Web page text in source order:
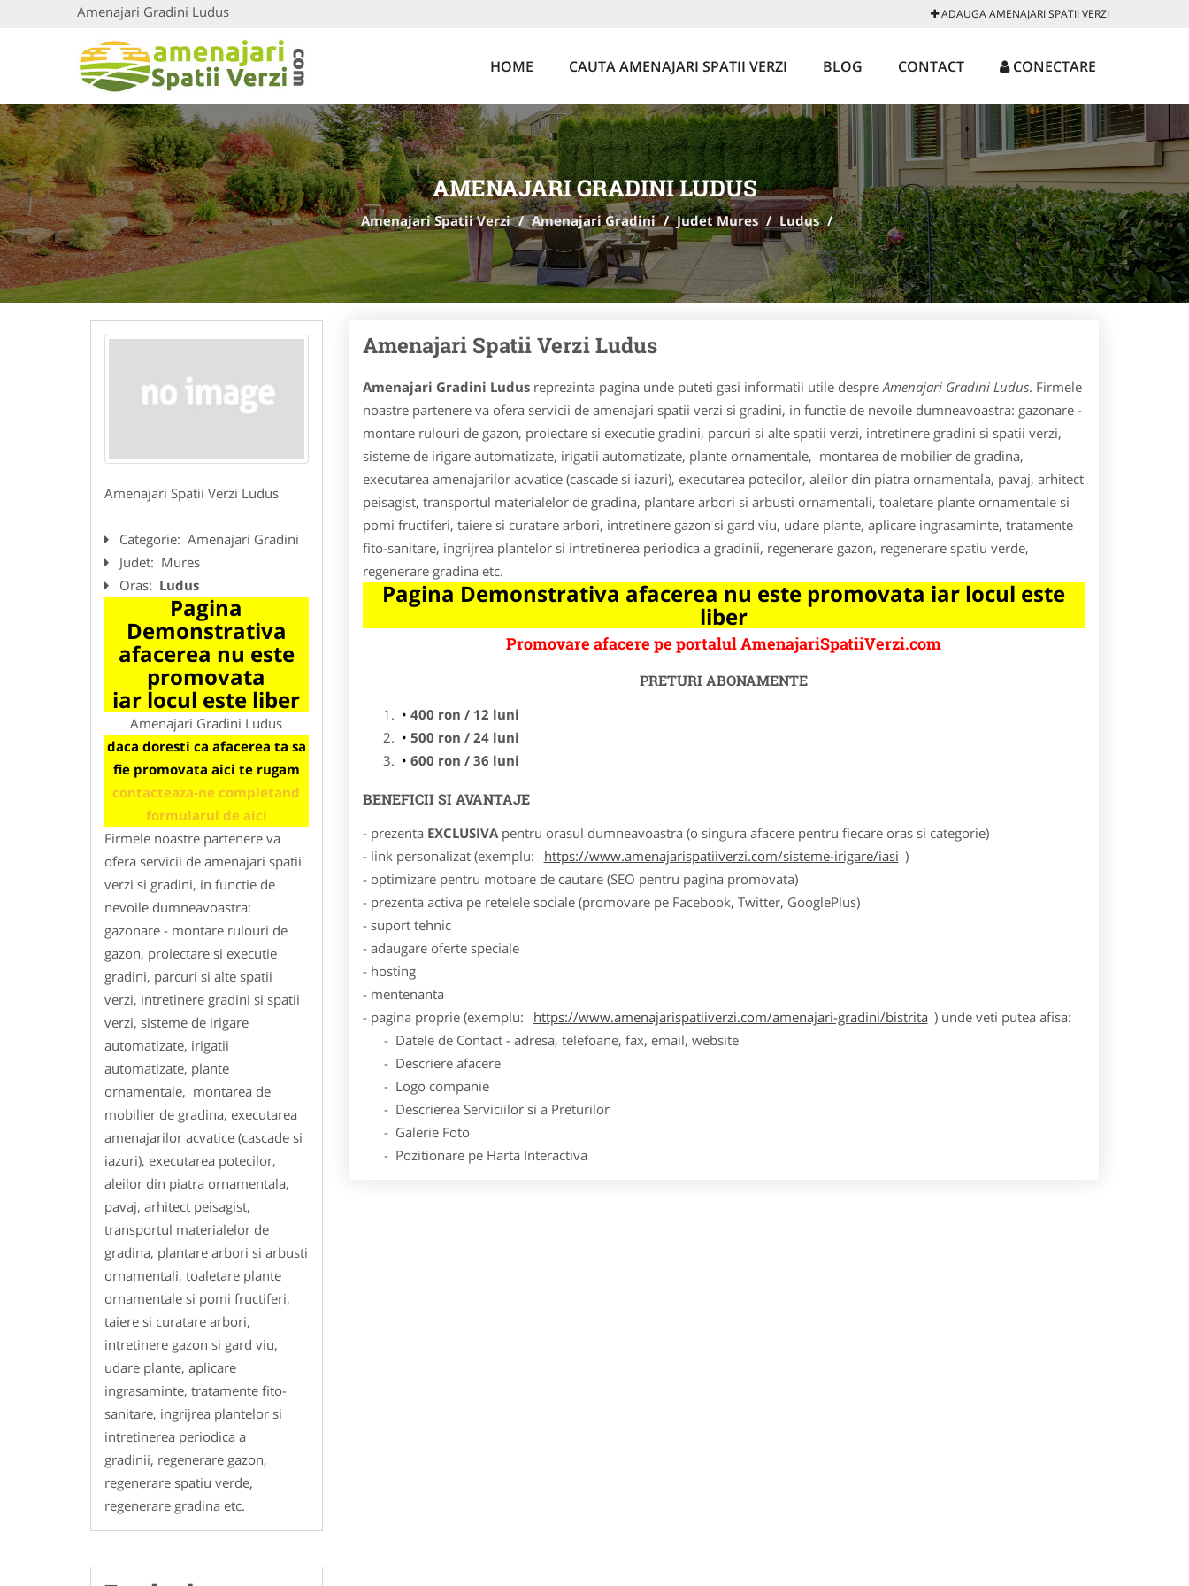
Amenajari Gradini Ludus ADAUGA AMENAJARI SPATII VERZI
HOME CAUTA AMENAJARI SPATII VERZI BLOG CONTACT CONECTARE
AMENAJARI GRADINI LUDUS
Amenajari Spatii Verzi / Amenajari Gradini / Judet Mures / Ludus /
Amenajari Spatii Verzi Ludus
Categorie: Amenajari Gradini
Judet: Mures
Oras: Ludus
Pagina
Demonstrativa
afacerea nu este
promovata
iar locul este liber
Amenajari Gradini Ludus
daca doresti ca afacerea ta sa
fie promovata aici te rugam
contacteaza-ne completand
formularul de aici
Firmele noastre partenere va
ofera servicii de amenajari spatii
verzi si gradini, in functie de
nevoile dumneavoastra:
gazonare - montare rulouri de
gazon, proiectare si executie
gradini, parcuri si alte spatii
verzi, intretinere gradini si spatii
verzi, sisteme de irigare
automatizate, irigatii
automatizate, plante
ornamentale, montarea de
mobilier de gradina, executarea
amenajarilor acvatice (cascade si
iazuri), executarea potecilor,
aleilor din piatra ornamentala,
pavaj, arhitect peisagist,
transportul materialelor de
gradina, plantare arbori si arbusti
ornamentali, toaletare plante
ornamentale si pomi fructiferi,
taiere si curatare arbori,
intretinere gazon si gard viu,
udare plante, aplicare
ingrasaminte, tratamente fito-
sanitare, ingrijrea plantelor si
intretinerea periodica a
gradinii, regenerare gazon,
regenerare spatiu verde,
regenerare gradina etc.
Amenajari Spatii Verzi Ludus
Amenajari Gradini Ludusreprezinta pagina unde puteti gasi informatii utile despreAmenajari Gradini Ludus. Firmele
noastre partenere va ofera servicii de amenajari spatii verzi si gradini, in functie de nevoile dumneavoastra: gazonare -
montare rulouri de gazon, proiectare si executie gradini, parcuri si alte spatii verzi, intretinere gradini si spatii verzi,
sisteme de irigare automatizate, irigatii automatizate, plante ornamentale, montarea de mobilier de gradina,
executarea amenajarilor acvatice (cascade si iazuri), executarea potecilor, aleilor din piatra ornamentala, pavaj, arhitect
peisagist, transportul materialelor de gradina, plantare arbori si arbusti ornamentali, toaletare plante ornamentale si
pomi fructiferi, taiere si curatare arbori, intretinere gazon si gard viu, udare plante, aplicare ingrasaminte, tratamente
fito-sanitare, ingrijrea plantelor si intretinerea periodica a gradinii, regenerare gazon, regenerare spatiu verde,
regenerare gradina etc.
Pagina Demonstrativa afacerea nu este promovata iar locul este
liber
Promovare afacere pe portalul AmenajariSpatiiVerzi.com
PRETURI ABONAMENTE
400 ron / 12 luni
500 ron / 24 luni
600 ron / 36 luni
BENEFICII SI AVANTAJE
- prezenta EXCLUSIVApentru orasul dumneavoastra (o singura afacere pentru fiecare oras si categorie)
- link personalizat (exemplu:
https://www.amenajarispatiiverzi.com/sisteme-irigare/iasi )
- optimizare pentru motoare de cautare (SEO pentru pagina promovata)
- prezenta activa pe retelele sociale (promovare pe Facebook, Twitter, GooglePlus)
- suport tehnic
- adaugare oferte speciale
- hosting
- mentenanta
- pagina proprie (exemplu:
https://www.amenajarispatiiverzi.com/amenajari-gradini/bistrita ) unde veti putea afisa:
- Datele de Contact - adresa, telefoane, fax, email, website
- Descriere afacere
- Logo companie
- Descrierea Serviciilor si a Preturilor
- Galerie Foto
- Pozitionare pe Harta Interactiva